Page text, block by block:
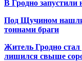
В Гродно запустили
Под Щучином нашли
тоннами браги
Житель Гродно стал
лишился свыше